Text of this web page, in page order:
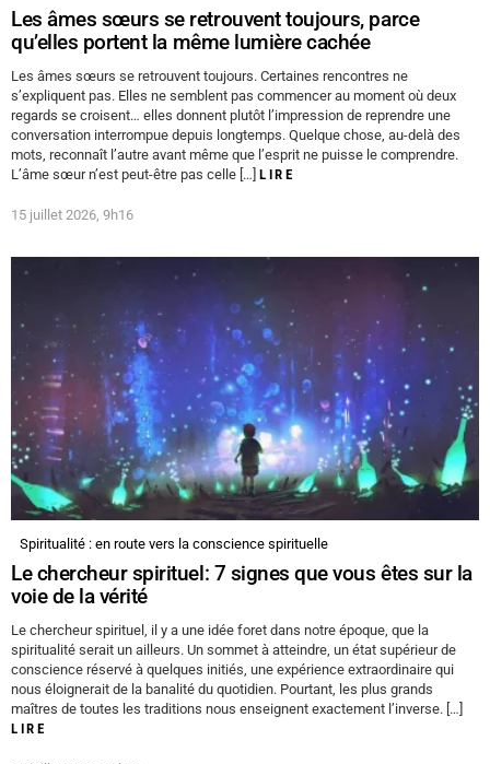
Les âmes sœurs se retrouvent toujours, parce
qu’elles portent la même lumière cachée
Les âmes sœurs se retrouvent toujours. Certaines rencontres ne
s’expliquent pas. Elles ne semblent pas commencer au moment où deux
regards se croisent… elles donnent plutôt l’impression de reprendre une
conversation interrompue depuis longtemps. Quelque chose, au-delà des
mots, reconnaît l’autre avant même que l’esprit ne puisse le comprendre.
L’âme sœur n’est peut-être pas celle […] LIRE
15 juillet 2026, 9h16
Spiritualité : en route vers la conscience spirituelle
Le chercheur spirituel: 7 signes que vous êtes sur la
voie de la vérité
Le chercheur spirituel, il y a une idée foret dans notre époque, que la
spiritualité serait un ailleurs. Un sommet à atteindre, un état supérieur de
conscience réservé à quelques initiés, une expérience extraordinaire qui
nous éloignerait de la banalité du quotidien. Pourtant, les plus grands
maîtres de toutes les traditions nous enseignent exactement l’inverse. […]
LIRE